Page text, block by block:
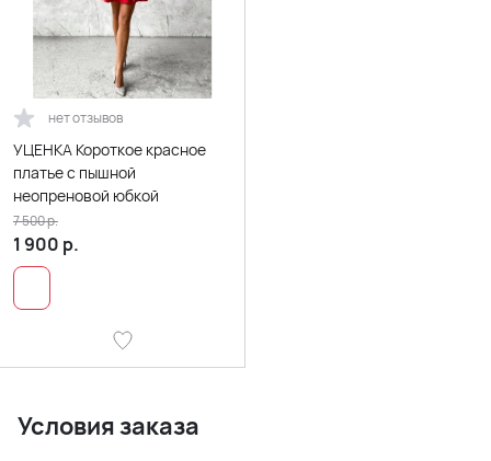
нет отзывов
УЦЕНКА Короткое красное
платье с пышной
неопреновой юбкой
1 900 р.
7 500р.
Условия заказа